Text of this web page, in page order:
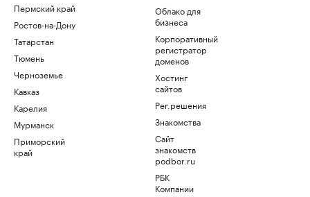
Пермский край
Ростов-на-Дону
Татарстан
Тюмень
Черноземье
Кавказ
Карелия
Мурманск
Приморский
край
Облако для
бизнеса
Корпоративный
регистратор
доменов
Хостинг
сайтов
Рег.решения
Знакомства
Сайт
знакомств
podbor.ru
РБК
Компании